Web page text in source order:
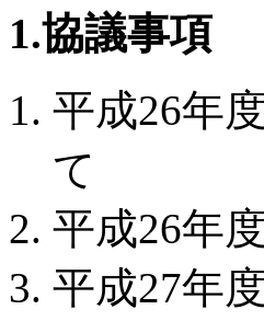
1.協議事項
平成26年
て
平成26年
平成27年